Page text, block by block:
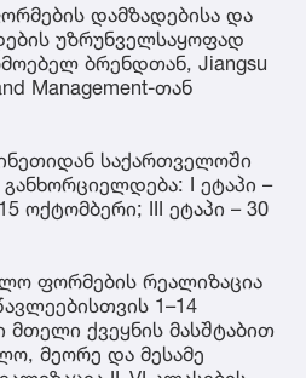
დამზადებისა და
უზრუნველსაყოფად
ბრენდთან, Jiangsu
Management-თან
საქართველოში
I ეტაპი –
ოქტომბერი; III ეტაპი – 30
ფორმების რეალიზაცია
1–14
მთელი ქვეყნის მასშტაბით
მეორე და მესამე